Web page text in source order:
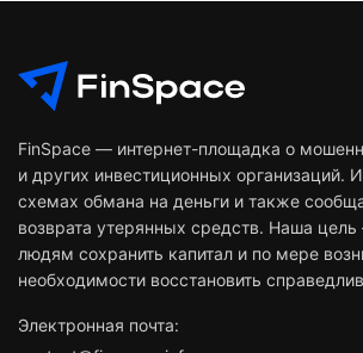
FinSpace — интернет-площадка о
и других инвестиционных организаций.
схемах обмана на деньги и также
возврата утерянных средств. Наша
людям сохранить капитал и по мере
необходимости восстановить
Электронная почта: